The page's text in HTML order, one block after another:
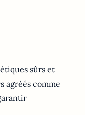
sûrs et
agréés comme